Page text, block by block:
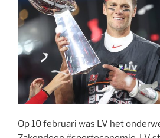
Op 10 februari was LV het